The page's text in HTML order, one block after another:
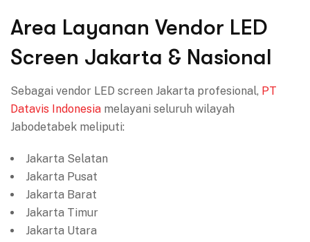
Area Layanan Vendor LED
Screen Jakarta & Nasional
Sebagai vendor LED screen Jakarta profesional, PT
Datavis Indonesia melayani seluruh wilayah
Jabodetabek meliputi:
Jakarta Selatan
Jakarta Pusat
Jakarta Barat
Jakarta Timur
Jakarta Utara